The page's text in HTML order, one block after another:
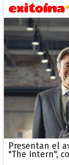
Presentan el
"The Intern",